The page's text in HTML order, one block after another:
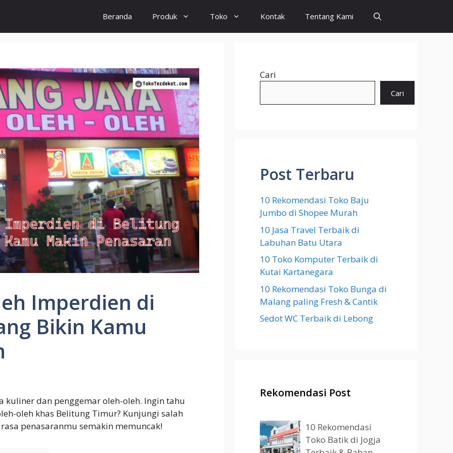
Beranda Produk Toko Kontak Tentang Kami
Imperdien di
Bikin Kamu
dan penggemar oleh-oleh. Ingin tahu
oleh khas Belitung Timur? Kunjungi salah
penasaranmu semakin memuncak!
Cari
Cari
Post Terbaru
10 Rekomendasi Toko Baju
Jumbo di Shopee Murah
10 Jasa Travel Terbaik di
Labuhan Batu Utara
10 Toko Komputer Terbaik di
Kutai Kartanegara
10 Rekomendasi Toko Bunga di
Malang paling Fresh & Cantik
Sedot WC Terbaik di Lebong
Rekomendasi Post
10 Rekomendasi
Toko Batik di Jogja